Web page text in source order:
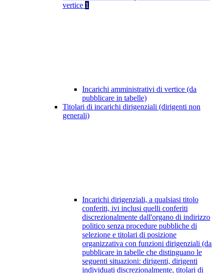
vertice 1
Incarichi amministrativi di vertice (da
pubblicare in tabelle)
Titolari di incarichi dirigenziali (dirigenti non
generali)
Incarichi dirigenziali, a qualsiasi titolo
conferiti, ivi inclusi quelli conferiti
discrezionalmente dall'organo di indirizzo
politico senza procedure pubbliche di
selezione e titolari di posizione
organizzativa con funzioni dirigenziali (da
pubblicare in tabelle che distinguano le
seguenti situazioni: dirigenti, dirigenti
individuati discrezionalmente, titolari di